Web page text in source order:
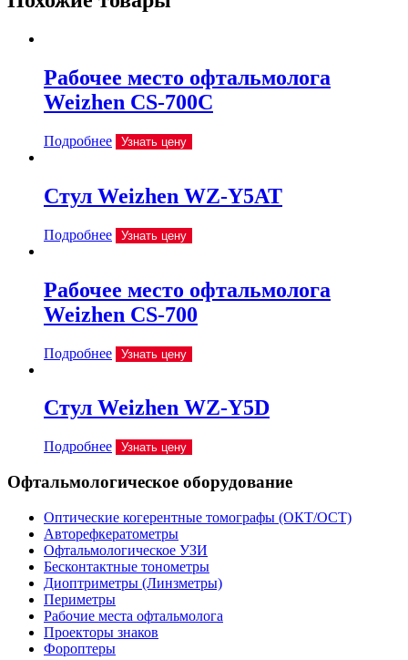
Рабочее место офтальмолога
Weizhen CS-700C
Подробнее Узнать цену
Стул Weizhen WZ-Y5AT
Подробнее Узнать цену
Рабочее место офтальмолога
Weizhen CS-700
Подробнее Узнать цену
Стул Weizhen WZ-Y5D
Подробнее Узнать цену
Офтальмологическое оборудование
Оптические когерентные томографы (ОКТ/ОСТ)
Авторефкератометры
Офтальмологическое УЗИ
Бесконтактные тонометры
Диоптриметры (Линзметры)
Периметры
Рабочие места офтальмолога
Проекторы знаков
Фороптеры